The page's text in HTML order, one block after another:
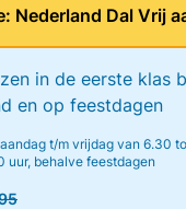
Nederland Dal Vrij
in de eerste klas
en op feestdagen
t/m vrijdag van 6.30
uur, behalve feestdagen